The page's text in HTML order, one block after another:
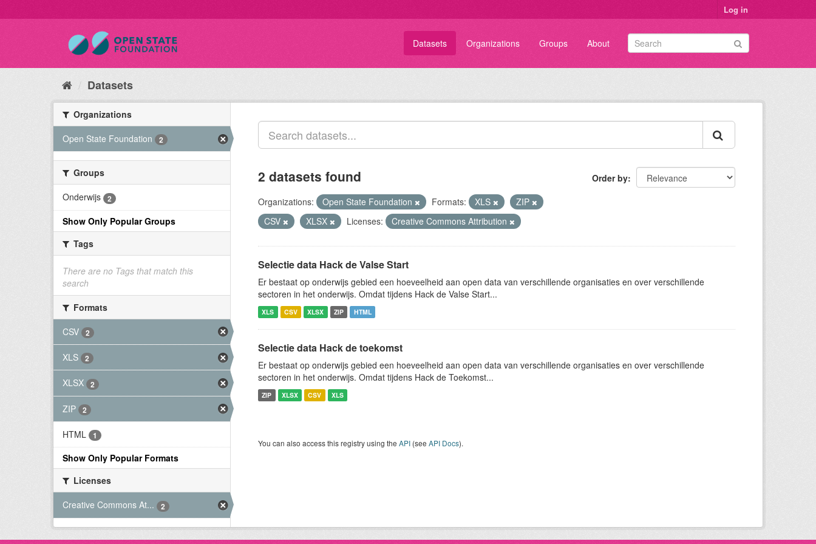
Log in
Datasets Organizations Groups About
Datasets
Organizations
Open State Foundation
2
Groups
Onderwijs
2
Show Only Popular Groups
Tags
There are no Tags that match this
search
Formats
CSV
2
XLS 2
XLSX 2
ZIP 2
HTML 1
Show Only Popular Formats
Licenses
Creative Commons At...
2
Order by
2 datasets found
Organizations: Open State Foundation Formats: XLS
ZIP
CSV
XLSX Licenses: Creative Commons Attribution
Selectie data Hack de Valse Start
Er bestaat op onderwijs gebied een hoeveelheid aan open data van verschillende organisaties en over verschillende
sectoren in het onderwijs. Omdat tijdens Hack de Valse Start...
XLS CSV XLSX ZIP HTML
Selectie data Hack de toekomst
Er bestaat op onderwijs gebied een hoeveelheid aan open data van verschillende organisaties en over verschillende
sectoren in het onderwijs. Omdat tijdens Hack de Toekomst...
ZIP XLSX CSV XLS
You can also access this registry using the API (see API Docs).